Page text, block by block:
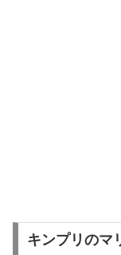
キンプリのマ